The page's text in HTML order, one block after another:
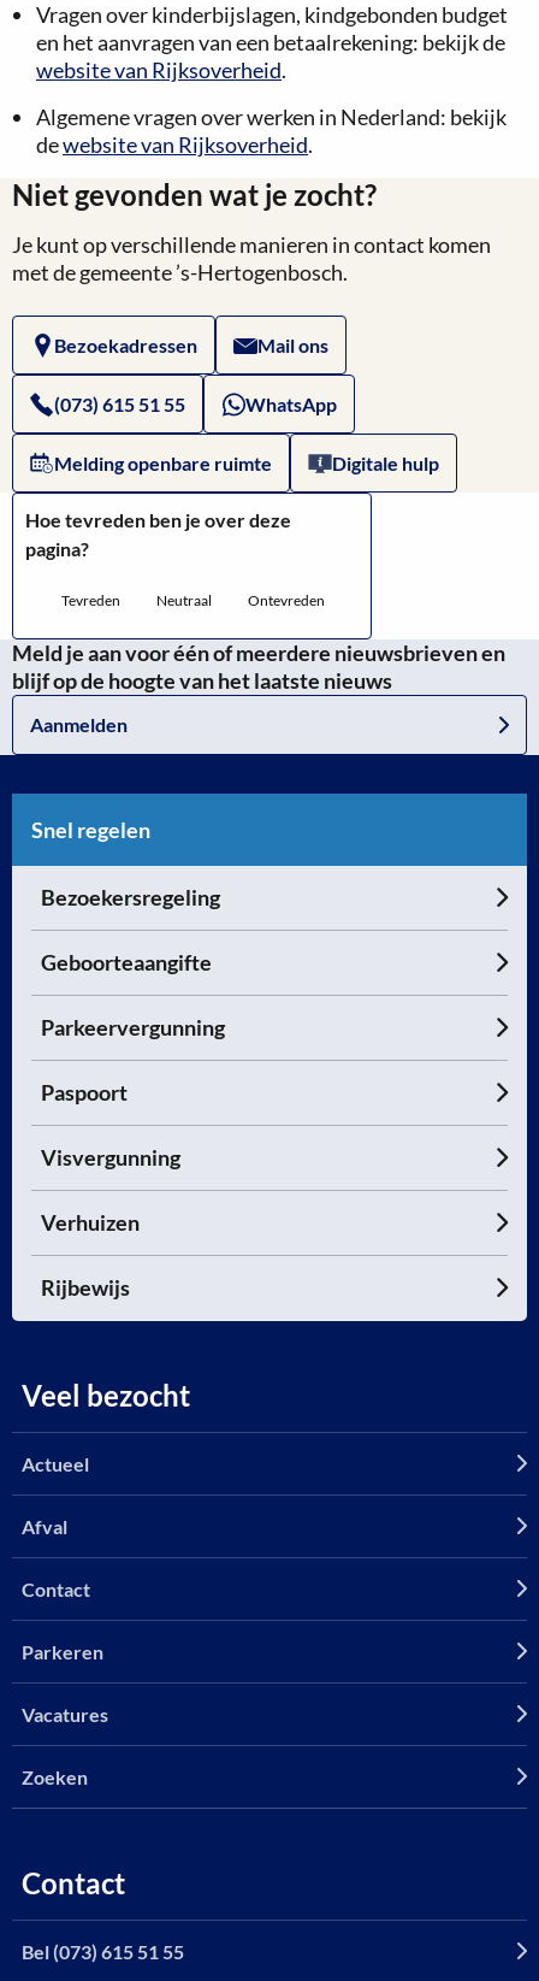
Vragen over kinderbijslagen, kindgebonden budget
en het aanvragen van een betaalrekening: bekijk de
website van Rijksoverheid.
Algemene vragen over werken in Nederland: bekijk
dewebsite van Rijksoverheid.
Niet gevonden wat je zocht?
Je kunt op verschillende manieren in contact komen
met de gemeente ’s-Hertogenbosch.
Bezoekadressen Mail ons
(073) 615 51 55 WhatsApp
Melding openbare ruimte Digitale hulp
Hoe tevreden ben je over deze
pagina?
Tevreden Neutraal Ontevreden
Meld je aan voor één of meerdere nieuwsbrieven en
blijf op de hoogte van het laatste nieuws
Aanmelden
Snel regelen
Bezoekersregeling
Geboorteaangifte
Parkeervergunning
Paspoort
Visvergunning
Verhuizen
Rijbewijs
Veel bezocht
Actueel
Afval
Contact
Parkeren
Vacatures
Zoeken
Contact
Bel (073) 615 51 55